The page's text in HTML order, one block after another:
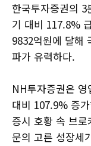
한국투자증권의
기 대비 117.8%
9832억원에 달해
파가 유력하다.
NH투자증권은
대비 107.9% 증
증시 호황 속 브
문의 고른 성장세